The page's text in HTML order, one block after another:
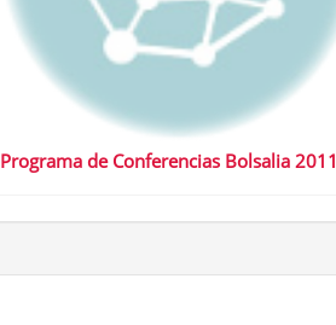
Programa de Conferencias Bolsalia 2011